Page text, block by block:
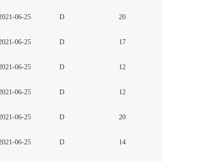
06-25 D 20
06-25 D 17
06-25 D 12
06-25 D 12
06-25 D 20
06-25 D 14